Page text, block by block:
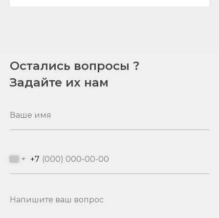
Остались вопросы ?
Задайте их нам
+7